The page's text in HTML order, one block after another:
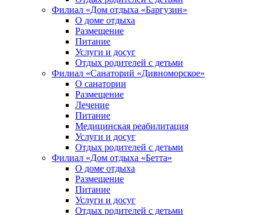
Филиал «Дом отдыха «Баргузин»
О доме отдыха
Размещение
Питание
Услуги и досуг
Отдых родителей с детьми
Филиал «Санаторий «Дивноморское»
О санатории
Размещение
Лечение
Питание
Медицинская реабилитация
Услуги и досуг
Отдых родителей с детьми
Филиал «Дом отдыха «Бетта»
О доме отдыха
Размещение
Питание
Услуги и досуг
Отдых родителей с детьми